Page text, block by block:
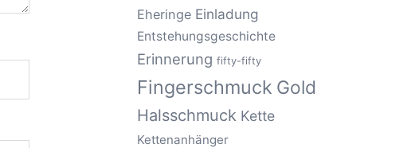
Eheringe Einladung
Entstehungsgeschichte
Erinnerung fifty-fifty
Fingerschmuck Gold
Halsschmuck Kette
Kettenanhänger